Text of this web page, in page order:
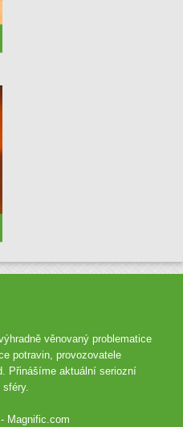
věnovaný problematice
potravin, provozovatele
Přinášíme aktuální seriozní
Magnific.com